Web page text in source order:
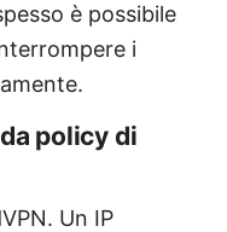
è possibile
i
policy di
Un IP